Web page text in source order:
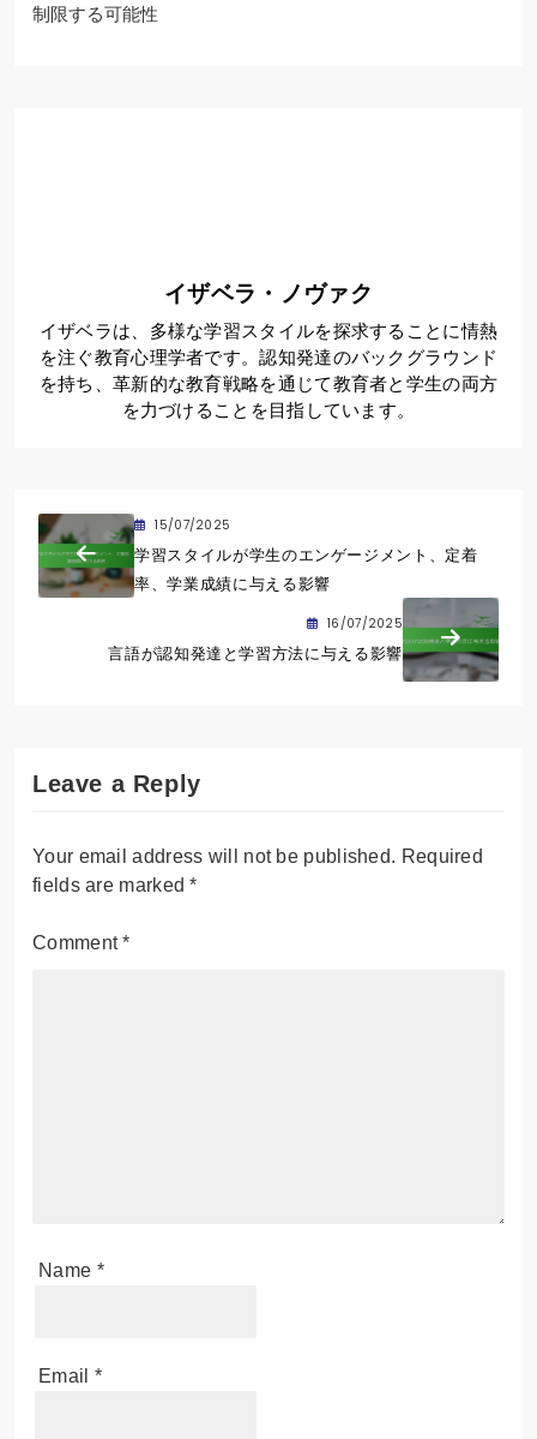
制限する可能性
イザベラ・ノヴァク
イザベラは、多様な学習スタイルを探求することに情熱
を注ぐ教育心理学者です。認知発達のバックグラウンド
を持ち、革新的な教育戦略を通じて教育者と学生の両方
を力づけることを目指しています。
15/07/2025
学習スタイルが学生のエンゲージメント、定着
率、学業成績に与える影響
16/07/2025
言語が認知発達と学習方法に与える影響
Leave a Reply
Your email address will not be published. Required
fields are marked*
Comment*
Name *
Email *